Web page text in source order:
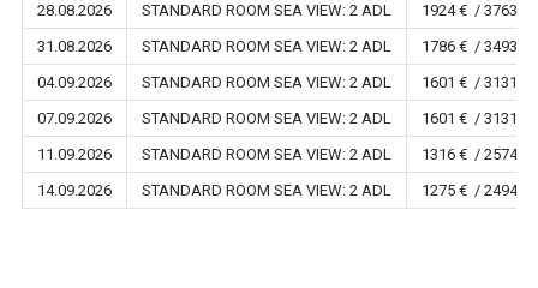
28.08.2026
STANDARD ROOM SEA VIEW: 2 ADL
1924 € / 3763
31.08.2026
STANDARD ROOM SEA VIEW: 2 ADL
1786 € / 3493
04.09.2026
STANDARD ROOM SEA VIEW: 2 ADL
1601 € / 3131
07.09.2026
STANDARD ROOM SEA VIEW: 2 ADL
1601 € / 3131
11.09.2026
STANDARD ROOM SEA VIEW: 2 ADL
1316 € / 2574
14.09.2026
STANDARD ROOM SEA VIEW: 2 ADL 1275 € / 2494